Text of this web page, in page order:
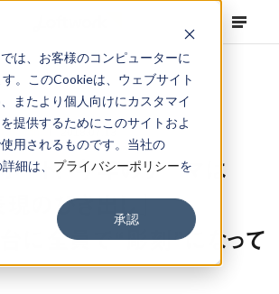
は、お客様のコンピューターに
。このCookieは、ウェブサイト
またより個人向けにカスタマイ
提供するためにこのサイトおよ
用されるものです。当社の
細は、 プライバシーポリシーを
承認
Column 2018.07.13
ート！ 今年のテーマは
現のひき出し』
に全員で“彫刻”になって